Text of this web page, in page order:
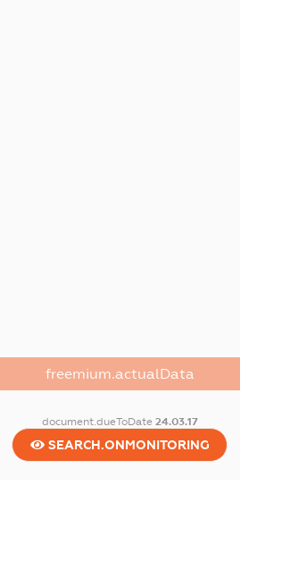
freemium.actualData
document.dueToDate 24.03.17
SEARCH.ONMONITORING